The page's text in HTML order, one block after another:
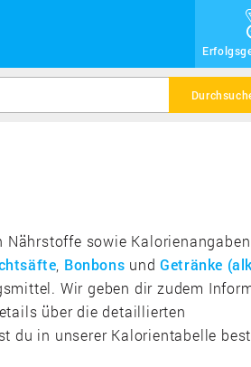
sowie
Bonbons undGetränke
Wir geben dir zudem
über die detaillierten
du in unserer Kalorientabelle